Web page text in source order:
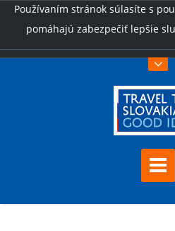
Používaním stránok súlasíte s
pomáhajú zabezpečiť lepšie